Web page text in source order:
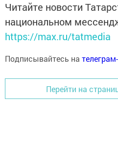
Читайте новости
национальном
https://max.ru/tatmedia
Подписывайтесь на
Перейти на